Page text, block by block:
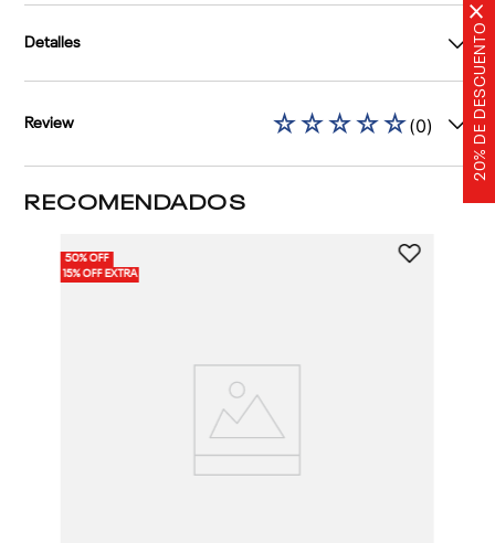
20% DE DESCUENTO
×
Detalles
Review ☆☆☆☆☆(0)
RECOMENDADOS
50% OFF
15% OFF EXTRA